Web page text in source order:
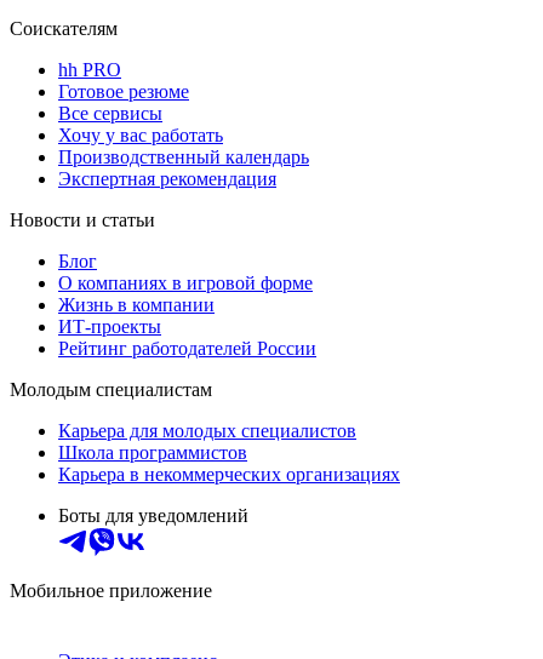
Соискателям
hh PRO
Готовое резюме
Все сервисы
Хочу у вас работать
Производственный календарь
Экспертная рекомендация
Новости и статьи
Блог
О компаниях в игровой форме
Жизнь в компании
ИТ-проекты
Рейтинг работодателей России
Молодым специалистам
Карьера для молодых специалистов
Школа программистов
Карьера в некоммерческих организациях
Боты для уведомлений
Мобильное приложение